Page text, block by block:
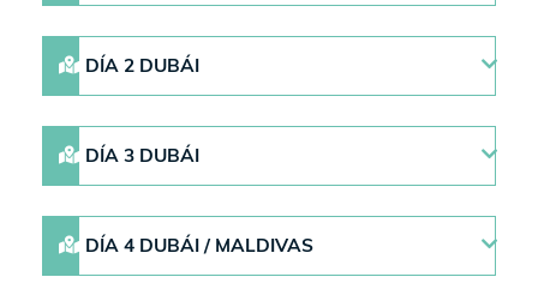
DÍA 2 DUBÁI
DÍA 3 DUBÁI
DÍA 4 DUBÁI / MALDIVAS